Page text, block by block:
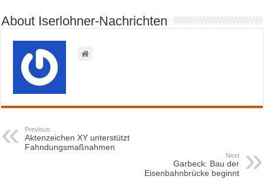
About Iserlohner-Nachrichten
Previous
Aktenzeichen XY unterstützt
Fahndungsmaßnahmen
Next
Garbeck: Bau der
Eisenbahnbrücke beginnt